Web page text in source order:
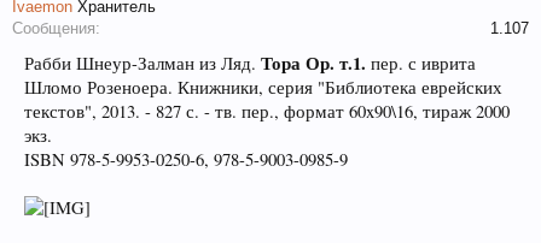
Ivaemon Хранитель
Сообщения:
1.107
Рабби Шнеур-Залман из Ляд. Тора Ор. т.1. пер. с иврита
Шломо Розеноера. Книжники, серия "Библиотека еврейских
текстов", 2013. - 827 с. - тв. пер., формат 60x90\16, тираж 2000
экз.
ISBN 978-5-9953-0250-6, 978-5-9003-0985-9